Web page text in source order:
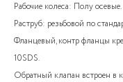
Рабочие колеса: Полу осевые.
Раструб: резьбовой по
Фланцевый, контр фланцы
10SDS.
Обратный клапан встроен в